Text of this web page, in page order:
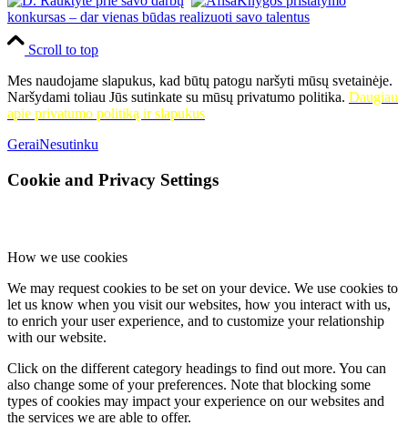
konkursas – dar vienas būdas realizuoti savo talentus
Scroll to top
Mes naudojame slapukus, kad būtų patogu naršyti mūsų svetainėje.
Naršydami toliau Jūs sutinkate su mūsų privatumo politika. Daugiau
apie privatumo politiką ir slapukus
GeraiNesutinku
Cookie and Privacy Settings
How we use cookies
We may request cookies to be set on your device. We use cookies to
let us know when you visit our websites, how you interact with us,
to enrich your user experience, and to customize your relationship
with our website.
Click on the different category headings to find out more. You can
also change some of your preferences. Note that blocking some
types of cookies may impact your experience on our websites and
the services we are able to offer.